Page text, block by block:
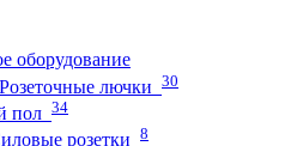
оборудование
Розеточные лючки 30
пол 34
розетки 8